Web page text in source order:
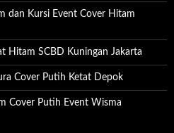
dan Kursi Event Cover Hitam
Hitam SCBD Kuningan Jakarta
Cover Putih Ketat Depok
Cover Putih Event Wisma